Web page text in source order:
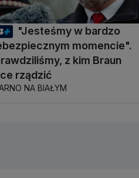
"Jesteśmy w bardzo
momencie".
z kim Braun
rządzić
NA BIAŁYM